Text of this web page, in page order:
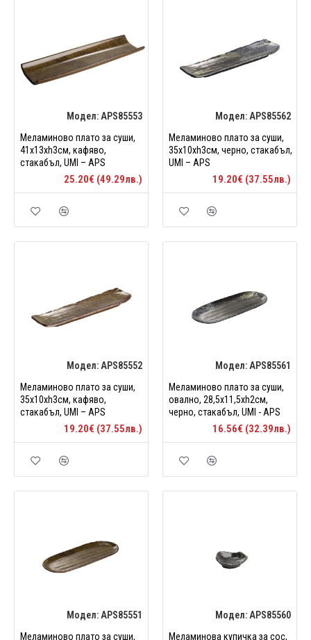
Модел:APS85553
Меламиново плато за суши,
41x13xh3см, кафяво,
стакабъл, UMI – APS
25.20€ (49.29лв.)
Модел:APS85562
Меламиново плато за суши,
35x10xh3см, черно, стакабъл,
UMI – APS
19.20€ (37.55лв.)
Модел:APS85552
Меламиново плато за суши,
35x10xh3см, кафяво,
стакабъл, UMI – APS
19.20€ (37.55лв.)
Модел:APS85561
Меламиново плато за суши,
овално, 28,5x11,5xh2см,
черно, стакабъл, UMI - APS
16.56€ (32.39лв.)
Модел:APS85551
Меламиново плато за суши,
Модел:APS85560
Меламинова купичка за сос,